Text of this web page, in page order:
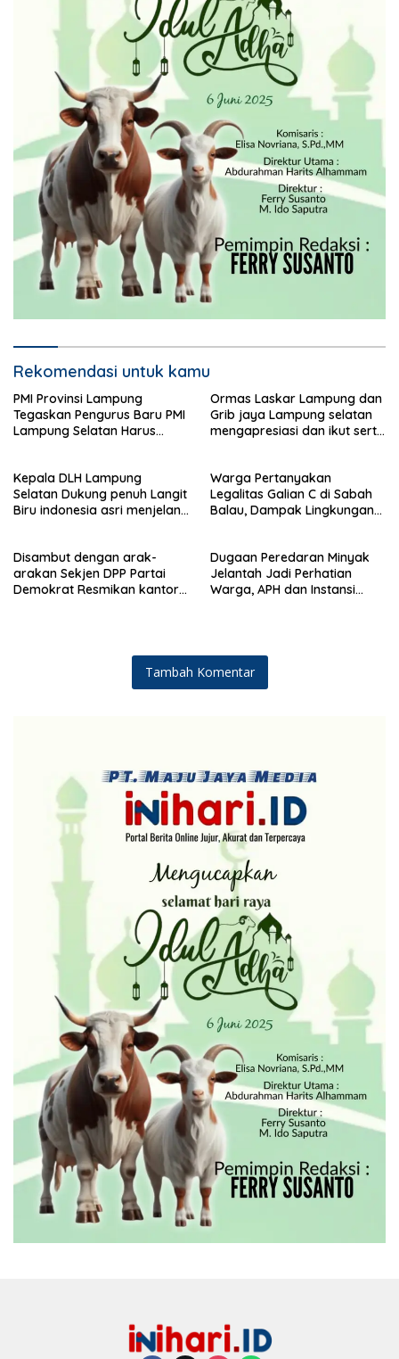
Rekomendasi untuk kamu
PMI Provinsi Lampung
Tegaskan Pengurus Baru PMI
Lampung Selatan Harus
Ormas Laskar Lampung dan
Grib jaya Lampung selatan
mengapresiasi dan ikut serta
(dewan pimpinan cabang)
Partai Demokrat Lampung
Selatan gelar aksi bersih-
Kepala DLH Lampung
Selatan Dukung penuh Langit
Biru indonesia asri menjelang
Warga Pertanyakan
Legalitas Galian C di Sabah
Balau, Dampak Lingkungan
Disambut dengan arak-
arakan Sekjen DPP Partai
Demokrat Resmikan kantor
Dugaan Peredaran Minyak
Jelantah Jadi Perhatian
Warga, APH dan Instansi
Tambah Komentar